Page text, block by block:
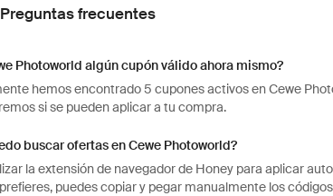
Preguntas frecuentes
Photoworld algún cupón válido ahora mismo?
hemos encontrado 5 cupones activos en Cewe
si se pueden aplicar a tu compra.
buscar ofertas en Cewe Photoworld?
la extensión de navegador de Honey para aplicar
puedes copiar y pegar manualmente los